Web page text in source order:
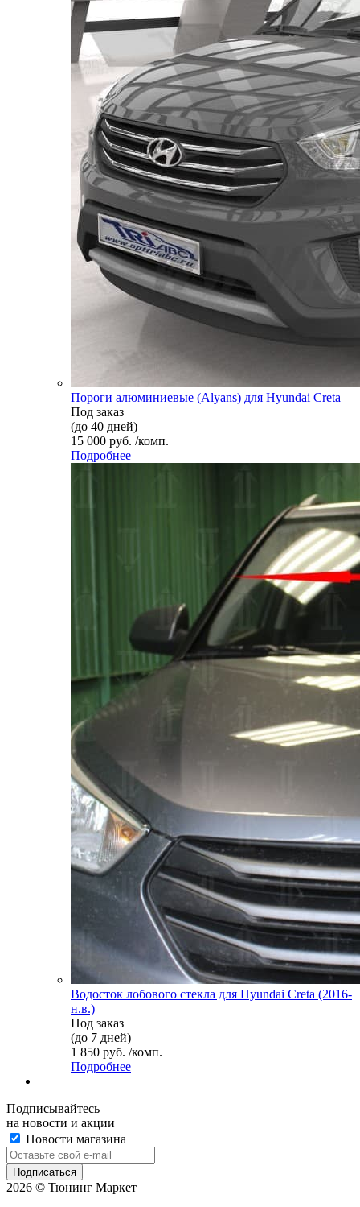
Пороги алюминиевые (Alyans) для Hyundai Creta
Под заказ
(до 40 дней)
15 000 руб. /комп.
Подробнее
Водосток лобового стекла для Hyundai Creta (2016-
н.в.)
Под заказ
(до 7 дней)
1 850 руб. /комп.
Подробнее
Подписывайтесь
на новости и акции
Новости магазина
2026 © Тюнинг Маркет